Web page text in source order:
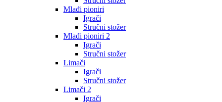
Mlađi pioniri
Igrači
Stručni stožer
Mlađi pioniri 2
Igrači
Stručni stožer
Limači
Igrači
Stručni stožer
Limači 2
Igrači